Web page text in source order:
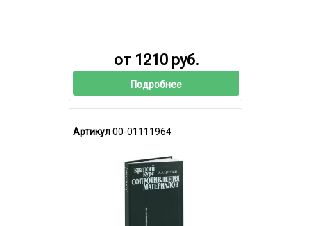
от 1210 руб.
Подробнее
Артикул00-01111964